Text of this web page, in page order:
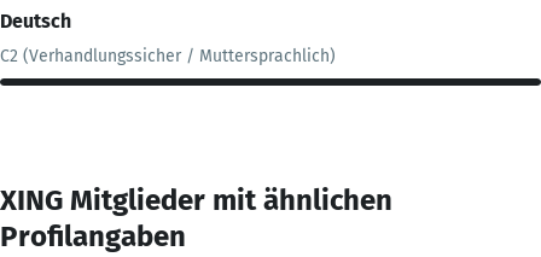
Deutsch
C2 (Verhandlungssicher / Muttersprachlich)
XING Mitglieder mit ähnlichen
Profilangaben